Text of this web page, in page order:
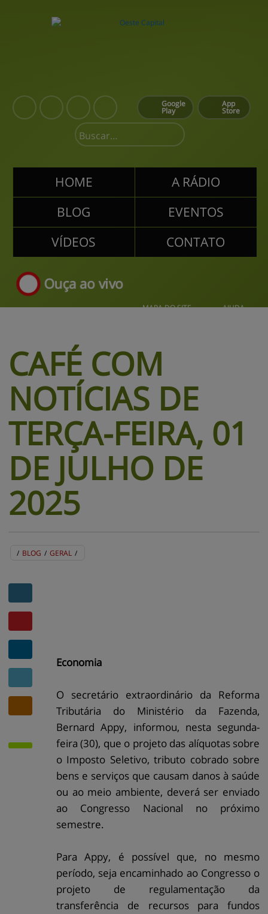
App
Store
Google
Play
HOME
A RÁDIO
BLOG
EVENTOS
VÍDEOS
CONTATO
Ouça ao vivo
MAPA DO SITE AJUDA
CAFÉ COM
NOTÍCIAS DE
TERÇA-FEIRA, 01
DE JULHO DE
2025
/ BLOG / GERAL /
Economia
O secretário extraordinário da Reforma
Tributária do Ministério da Fazenda,
Bernard Appy, informou, nesta segunda-
feira (30), que o projeto das alíquotas sobre
o Imposto Seletivo, tributo cobrado sobre
bens e serviços que causam danos à saúde
ou ao meio ambiente, deverá ser enviado
ao Congresso Nacional no próximo
semestre.
Para Appy, é possível que, no mesmo
período, seja encaminhado ao Congresso o
projeto de regulamentação da
transferência de recursos para fundos